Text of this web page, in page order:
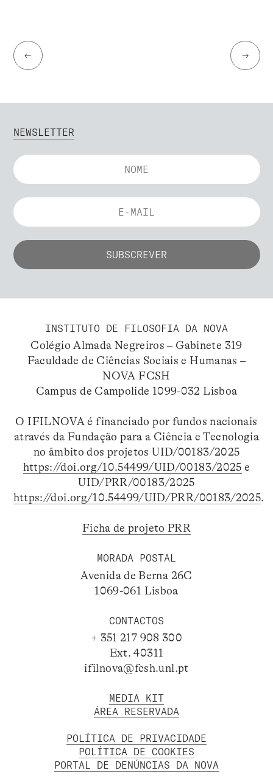
← →
NEWSLETTER
INSTITUTO DE FILOSOFIA DA NOVA
Colégio Almada Negreiros – Gabinete 319
Faculdade de Ciências Sociais e Humanas –
NOVA FCSH
Campus de Campolide 1099-032 Lisboa
O IFILNOVA é financiado por fundos nacionais
através da Fundação para a Ciência e Tecnologia
no âmbito dos projetos UID/00183/2025
https://doi.org/10.54499/UID/00183/2025 e
UID/PRR/00183/2025
https://doi.org/10.54499/UID/PRR/00183/2025.
Ficha de projeto PRR
MORADA POSTAL
Avenida de Berna 26C
1069-061 Lisboa
CONTACTOS
+ 351 217 908 300
Ext. 40311
ifilnova@fcsh.unl.pt
MEDIA KIT
ÁREA RESERVADA
POLÍTICA DE PRIVACIDADE
POLÍTICA DE COOKIES
PORTAL DE DENÚNCIAS DA NOVA